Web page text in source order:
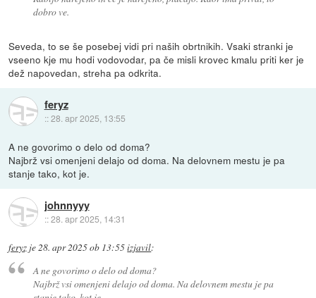
dobro ve.
Seveda, to se še posebej vidi pri naših obrtnikih. Vsaki stranki je
vseeno kje mu hodi vodovodar, pa če misli krovec kmalu priti ker je
dež napovedan, streha pa odkrita.
feryz
::28. apr 2025, 13:55
A ne govorimo o delo od doma?
Najbrž vsi omenjeni delajo od doma. Na delovnem mestu je pa
stanje tako, kot je.
johnnyyy
::28. apr 2025, 14:31
feryz je28. apr 2025 ob 13:55izjavil:
A ne govorimo o delo od doma?
Najbrž vsi omenjeni delajo od doma. Na delovnem mestu je pa